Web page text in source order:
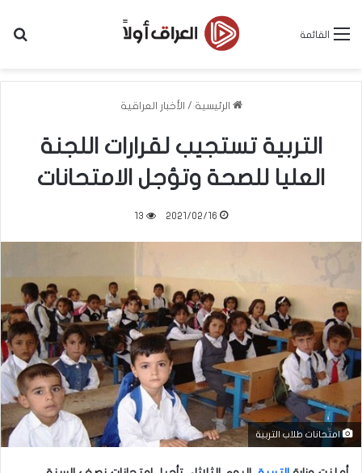
القائمة
الرئيسية / الأخبار العراقية
التربية تستجيب لقرارات اللجنة
العليا للصحة وتؤجل الامتحانات
2021/02/16
13
امتحانات طلاب التربية